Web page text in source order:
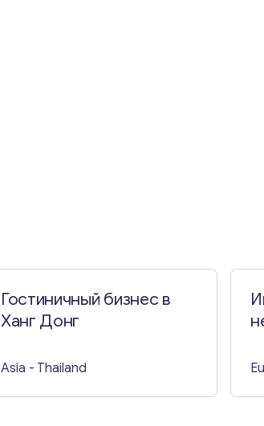
Гостиничный бизнес в
Ханг Донг
Asia - Thailand